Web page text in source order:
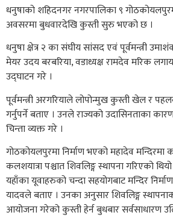
धनुषाको शहिदनगर नगरपालिका ९
अवसरमा बुधवारदेखि कुस्ती सुरु भएको छ ।
धनुषा क्षेत्र २ का संघीय सांसद एवं पूर्वमन्त्री
मेयर उदय बरबरिया, वडाध्यक्ष रामदेव मरिक
उद्घाटन गरे ।
पूर्वमन्त्री अरगरियाले लोपोन्मुख कुस्ती खेल र
गर्नुपर्ने बताए । उनले राज्यको उदासिनताका
चिन्ता व्यक्त गरे ।
गोठकोयलपुरमा निर्माण भएको महादेव मन्दिरमा
कलशयात्रा पश्चात शिवलिङ्ग स्थापना गरिएको
यहाँका यूवाहरुको चन्दा सहयोगबाट मन्दिर
यादवले बताए । उनका अनुसार शिवलिङ्ग
आयोजना गरेको कुस्ती हेर्न बुधबार सर्वसाधारण